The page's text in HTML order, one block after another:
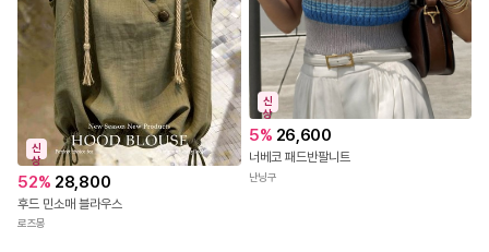
신
상
52% 28,800
후드 민소매 블라우스
로즈몽
신
상
5% 26,600
너베코 패드반팔니트
난닝구